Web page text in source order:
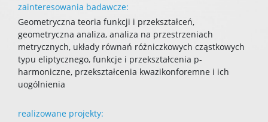
zainteresowania badawcze:
Geometryczna teoria funkcji i przekształceń,
geometryczna analiza, analiza na przestrzeniach
metrycznych, układy równań różniczkowych cząstkowych
typu eliptycznego, funkcje i przekształcenia p-
harmoniczne, przekształcenia kwazikonforemne i ich
uogólnienia
realizowane projekty: